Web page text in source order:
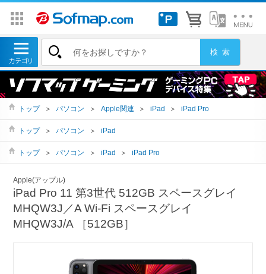
トップ ＞ パソコン ＞ Apple関連 ＞ iPad ＞ iPad Pro
トップ ＞ パソコン ＞ iPad
トップ ＞ パソコン ＞ iPad ＞ iPad Pro
Apple(アップル)
iPad Pro 11 第3世代 512GB スペースグレイ
MHQW3J／A Wi-Fi スペースグレイ
MHQW3J/A ［512GB］